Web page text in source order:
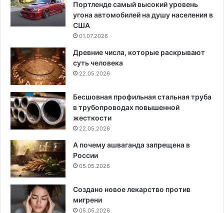
Портленде самый высокий уровень
угона автомобилей на душу населения в
США
01.07.2026
Древние числа, которые раскрывают
суть человека
22.05.2026
Бесшовная профильная стальная труба
в трубопроводах повышенной
жесткости
22.05.2026
А почему ашваганда запрещена в
России
05.05.2026
Создано новое лекарство против
мигрени
05.05.2026